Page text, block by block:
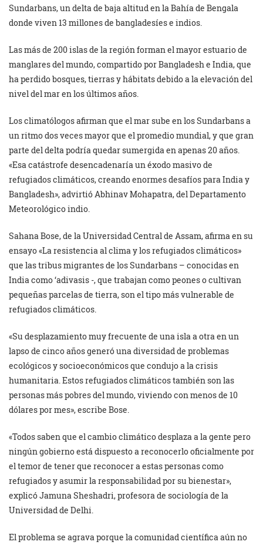
Sundarbans, un delta de baja altitud en la Bahía de Bengala
donde viven 13 millones de bangladesíes e indios.
Las más de 200 islas de la región forman el mayor estuario de
manglares del mundo, compartido por Bangladesh e India, que
ha perdido bosques, tierras y hábitats debido a la elevación del
nivel del mar en los últimos años.
Los climatólogos afirman que el mar sube en los Sundarbans a
un ritmo dos veces mayor que el promedio mundial, y que gran
parte del delta podría quedar sumergida en apenas 20 años.
«Esa catástrofe desencadenaría un éxodo masivo de
refugiados climáticos, creando enormes desafíos para India y
Bangladesh», advirtió Abhinav Mohapatra, del Departamento
Meteorológico indio.
Sahana Bose, de la Universidad Central de Assam, afirma en su
ensayo «La resistencia al clima y los refugiados climáticos»
que las tribus migrantes de los Sundarbans – conocidas en
India como ‘adivasis -, que trabajan como peones o cultivan
pequeñas parcelas de tierra, son el tipo más vulnerable de
refugiados climáticos.
«Su desplazamiento muy frecuente de una isla a otra en un
lapso de cinco años generó una diversidad de problemas
ecológicos y socioeconómicos que condujo a la crisis
humanitaria. Estos refugiados climáticos también son las
personas más pobres del mundo, viviendo con menos de 10
dólares por mes», escribe Bose.
«Todos saben que el cambio climático desplaza a la gente pero
ningún gobierno está dispuesto a reconocerlo oficialmente por
el temor de tener que reconocer a estas personas como
refugiados y asumir la responsabilidad por su bienestar»,
explicó Jamuna Sheshadri, profesora de sociología de la
Universidad de Delhi.
El problema se agrava porque la comunidad científica aún no